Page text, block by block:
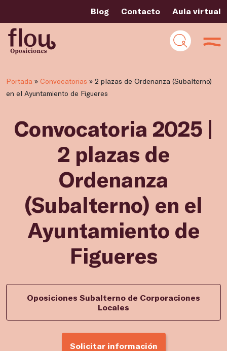
Blog Contacto Aula virtual
Portada » Convocatorias » 2 plazas de Ordenanza (Subalterno)
en el Ayuntamiento de Figueres
Convocatoria 2025 |
2 plazas de
Ordenanza
(Subalterno) en el
Ayuntamiento de
Figueres
Oposiciones Subalterno de Corporaciones
Locales
Solicitar información